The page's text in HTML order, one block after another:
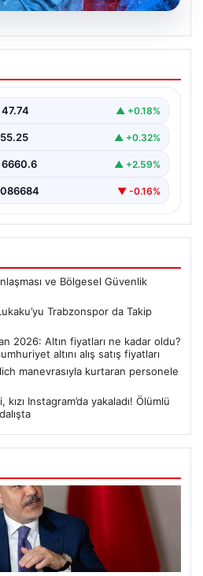
Lukaku’yu
Ediyor: Yeni
giyen ve takımda
47.74 ▲ +0.18%
55.25 ▲ +0.32%
6660.6 ▲ +2.59%
▼ -0.16%
ve Bölgesel Güvenlik
Trabzonspor da Takip
2026: Altın fiyatları ne kadar oldu?
altını alış satış fiyatları
manevrasıyla kurtaran personele
Instagram’da yakaladı! Ölümlü